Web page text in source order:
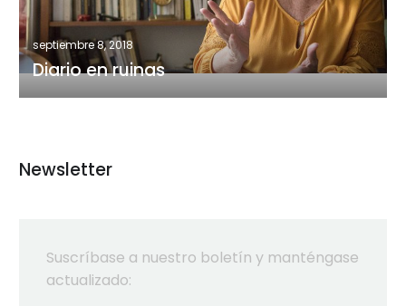
septiembre 8, 2018
Diario en ruinas
Newsletter
Suscríbase a nuestro boletín y manténgase
actualizado: